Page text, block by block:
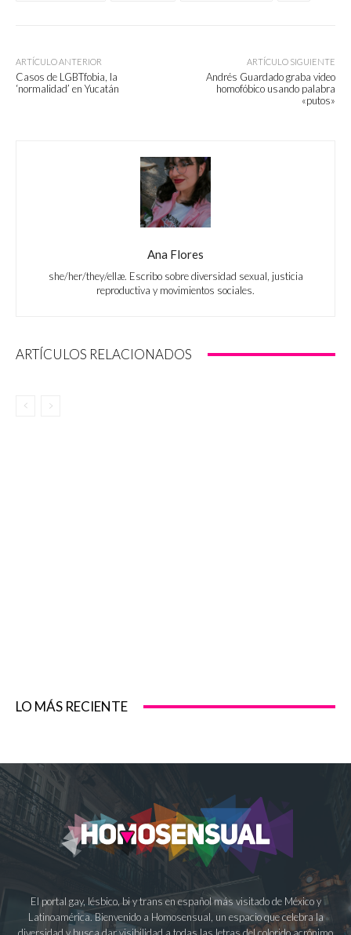
ARTÍCULO ANTERIOR
Casos de LGBTfobia, la
‘normalidad’ en Yucatán
ARTÍCULO SIGUIENTE
Andrés Guardado graba video
homofóbico usando palabra
«putos»
Ana Flores
she/her/they/ellæ. Escribo sobre diversidad sexual, justicia
reproductiva y movimientos sociales.
ARTÍCULOS RELACIONADOS
LO MÁS RECIENTE
El portal gay, lésbico, bi y trans en español más visitado de México y
Latinoamérica. Bienvenido a Homosensual, un espacio que celebra la